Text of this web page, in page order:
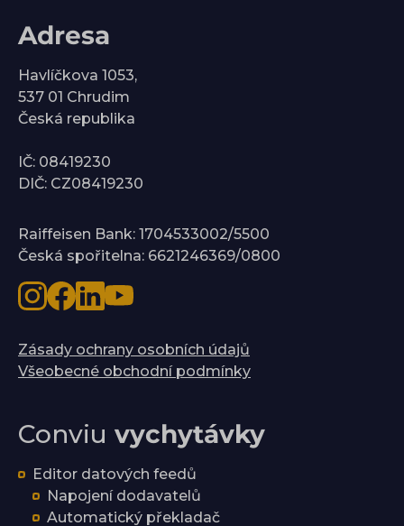
Adresa
Havlíčkova 1053,
537 01 Chrudim
Česká republika
IČ: 08419230
DIČ: CZ08419230
Raiffeisen Bank: 1704533002/5500
Česká spořitelna: 6621246369/0800
Zásady ochrany osobních údajů
Všeobecné obchodní podmínky
Conviu vychytávky
Editor datových feedů
Napojení dodavatelů
Automatický překladač